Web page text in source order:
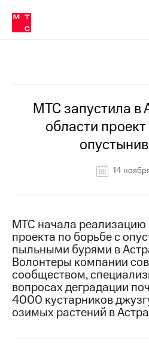
Медиа-центр
и акционерам
Устойчивое развитие
Комплаенс и деловая этика
компании
Карьера
История
компании
Руководство
информация
Контакты
Медиа-центр
Пресс-
релизы
МТС
о технологиях
Достижения
в МТС
Пресс-
релизы
о технологиях
МТС запустила в
области
14
МТС начала реализацию
проекта по борьбе с
пыльными бурями в
Волонтеры компании
сообществом,
вопросах деградации
4000 кустарников
озимых растений в